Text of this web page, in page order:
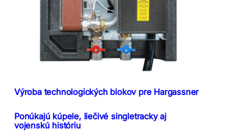
Výroba technologických blokov pre Hargassner
Ponúkajú kúpele, liečivé singletracky aj
vojenskú históriu